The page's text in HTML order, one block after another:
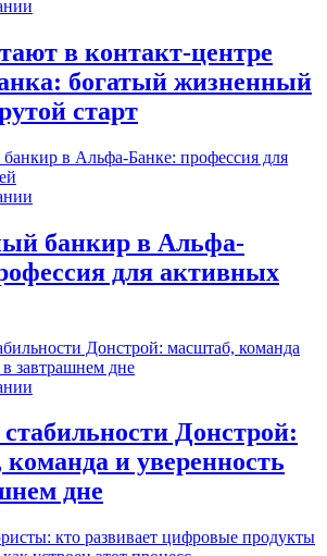
в контакт-центре
богатый жизненный
старт
банкир в Альфа-
для активных
Донстрой:
и уверенность
дне